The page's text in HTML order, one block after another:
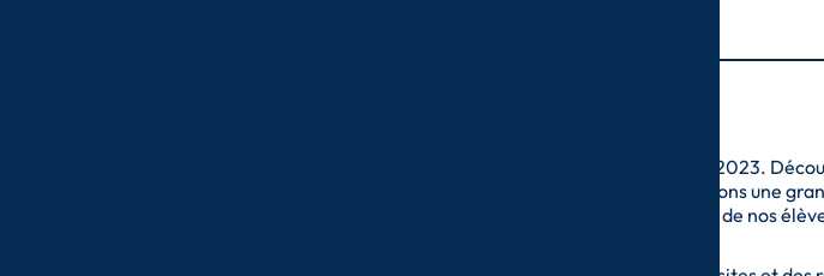
Michelet célèbre son excellence académique avec les réussites de 2023.
veillons constamment à entretenir l’excellence. En effet, nous portons une
intégrant notre corps professoral ainsi qu’à l’évolution académique de nos